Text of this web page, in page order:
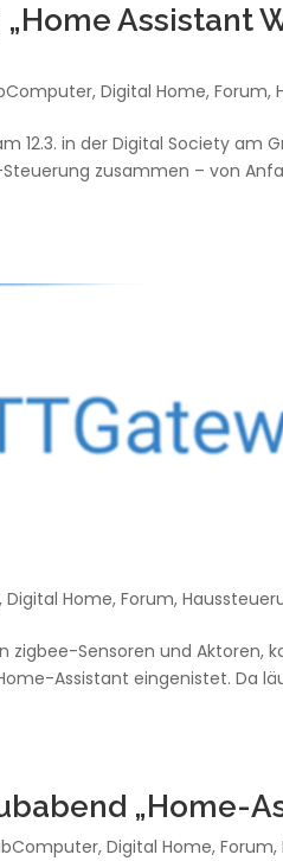
Assistant
,Digital Home,Forum,
12.3. in der Digital Society am
zusammen – von
,Digital Home,Forum,
zigbee-Sensoren und Aktoren,
Assistant eingenistet. Da
„Home-
,Digital Home,Forum,